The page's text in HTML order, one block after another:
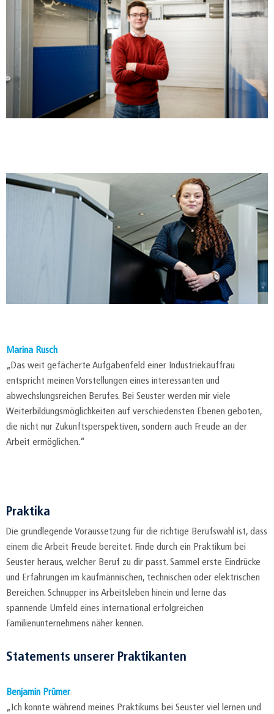
Marina Rusch
„Das weit gefächerte Aufgabenfeld einer Industriekauffrau
entspricht meinen Vorstellungen eines interessanten und
abwechslungsreichen Berufes. Bei Seuster werden mir viele
Weiterbildungsmöglichkeiten auf verschiedensten Ebenen geboten,
die nicht nur Zukunftsperspektiven, sondern auch Freude an der
Arbeit ermöglichen.“
Praktika
Die grundlegende Voraussetzung für die richtige Berufswahl ist, dass
einem die Arbeit Freude bereitet. Finde durch ein Praktikum bei
Seuster heraus, welcher Beruf zu dir passt. Sammel erste Eindrücke
und Erfahrungen im kaufmännischen, technischen oder elektrischen
Bereichen. Schnupper ins Arbeitsleben hinein und lerne das
spannende Umfeld eines international erfolgreichen
Familienunternehmens näher kennen.
Statements unserer Praktikanten
Benjamin Prümer
„Ich konnte während meines Praktikums bei Seuster viel lernen und